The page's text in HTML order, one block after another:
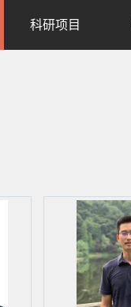
科研项目